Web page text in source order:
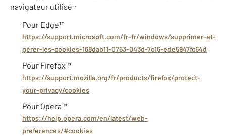
navigateur utilisé :
Pour Edge™
https://support.microsoft.com/fr-fr/windows/supprimer-et-
gérer-les-cookies-168dab11-0753-043d-7c16-ede5947fc64d
Pour Firefox™
https://support.mozilla.org/fr/products/firefox/protect-
your-privacy/cookies
Pour Opera™
https://help.opera.com/en/latest/web-
preferences/#cookies